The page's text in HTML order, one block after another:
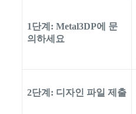
1단계: Metal3DP에 문
의하세요
2단계: 디자인 파일 제출